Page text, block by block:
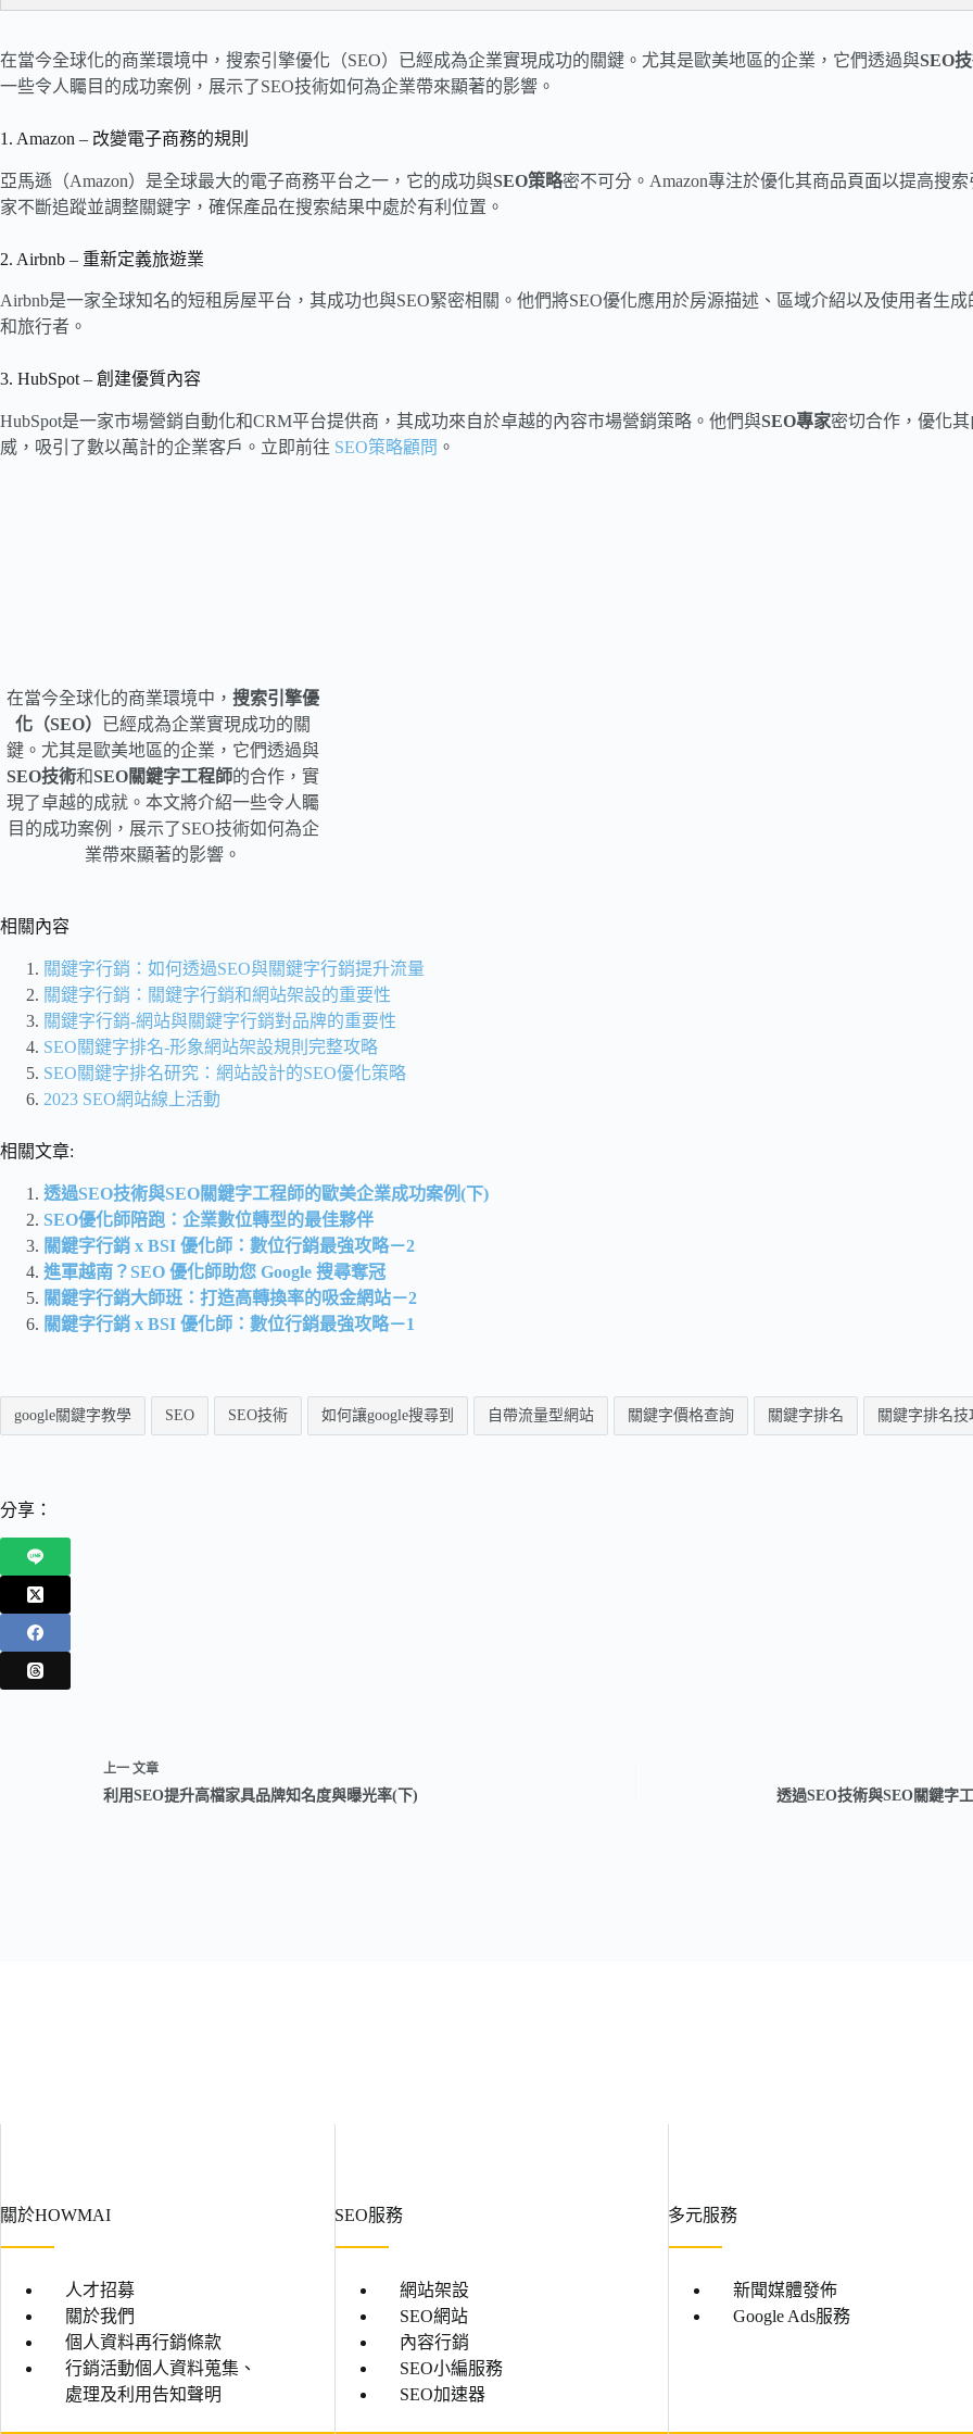
在當今全球化的商業環境中，搜索引擎優化（SEO）已經成為企業實現成功的關鍵。尤其是歐美地區的企業，它們透過與SEO
一些令人矚目的成功案例，展示了SEO技術如何為企業帶來顯著的影響。
1. Amazon – 改變電子商務的規則
亞馬遜（Amazon）是全球最大的電子商務平台之一，它的成功與SEO策略密不可分。Amazon專注於優化其商品頁面以提高搜
家不斷追蹤並調整關鍵字，確保產品在搜索結果中處於有利位置。
2. Airbnb – 重新定義旅遊業
Airbnb是一家全球知名的短租房屋平台，其成功也與SEO緊密相關。他們將SEO優化應用於房源描述、區域介紹以及使用者生
和旅行者。
3. HubSpot – 創建優質內容
HubSpot是一家市場營銷自動化和CRM平台提供商，其成功來自於卓越的內容市場營銷策略。他們與SEO專家密切合作，優化
威，吸引了數以萬計的企業客戶。 立即前往 SEO策略顧問 。
在當今全球化的商業環境中， 搜索引擎優
化（SEO）
已經成為企業實現成功的關
鍵。尤其是歐美地區的企業，它們透過與
SEO技術和SEO關鍵字工程師的合作，實
現了卓越的成就。本文將介紹一些令人矚
目的成功案例，展示了SEO技術如何為企
業帶來顯著的影響。
相關內容
關鍵字行銷：如何透過SEO與關鍵字行銷提升流量
關鍵字行銷：關鍵字行銷和網站架設的重要性
關鍵字行銷-網站與關鍵字行銷對品牌的重要性
SEO關鍵字排名-形象網站架設規則完整攻略
SEO關鍵字排名研究：網站設計的SEO優化策略
2023 SEO網站線上活動
相關文章:
透過SEO技術與SEO關鍵字工程師的歐美企業成功案例(下)
SEO優化師陪跑：企業數位轉型的最佳夥伴
關鍵字行銷 x BSI 優化師：數位行銷最強攻略－2
進軍越南？SEO 優化師助您 Google 搜尋奪冠
關鍵字行銷大師班：打造高轉換率的吸金網站－2
關鍵字行銷 x BSI 優化師：數位行銷最強攻略－1
google關鍵字教學 SEO SEO技術 如何讓google搜尋到 自帶流量型網站 關鍵字價格查詢 關鍵字排名 關鍵字排名技
分享：
上一 文章
利用SEO提升高檔家具品牌知名度與曝光率(下) 透過SEO技術與SEO關鍵字
關於HOWMAI
人才招募
關於我們
個人資料再行銷條款
行銷活動個人資料蒐集、
處理及利用告知聲明
SEO服務
網站架設
SEO網站
內容行銷
SEO小編服務
SEO加速器
多元服務
新聞媒體發佈
Google Ads服務